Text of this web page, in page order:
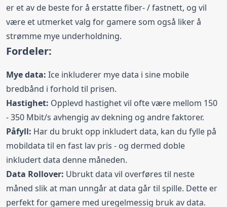
er et av de beste for å erstatte fiber- / fastnett, og vil
være et utmerket valg for gamere som også liker å
strømme mye underholdning.
Fordeler:
Mye data: Ice inkluderer mye data i sine mobile
bredbånd i forhold til prisen.
Hastighet: Opplevd hastighet vil ofte være mellom 150
- 350 Mbit/s avhengig av dekning og andre faktorer.
Påfyll: Har du brukt opp inkludert data, kan du fylle på
mobildata til en fast lav pris - og dermed doble
inkludert data denne måneden.
Data Rollover: Ubrukt data vil overføres til neste
måned slik at man unngår at data går til spille. Dette er
perfekt for gamere med uregelmessig bruk av data.